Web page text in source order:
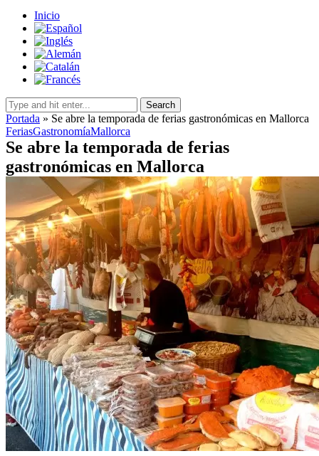
Inicio
Search
Portada » Se abre la temporada de ferias gastronómicas en Mallorca
FeriasGastronomíaMallorca
Se abre la temporada de ferias
gastronómicas en Mallorca